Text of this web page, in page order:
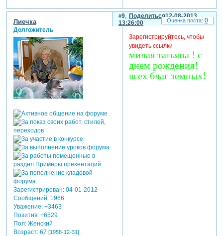
Поделиться
9
12-08-2013
13:26:00
Лиечка
Долгожитель
Зарегистрирован: 04-01-2012
Сообщений:1966
Уважение: +3463
Позитив: +6529
Пол:Женский
Возраст:67 [1958-12-31]
Зарегистрируйтесь, чтобы
увидеть ссылки
милая татьяна ! с
днем рождения!
всех благ земных!
0